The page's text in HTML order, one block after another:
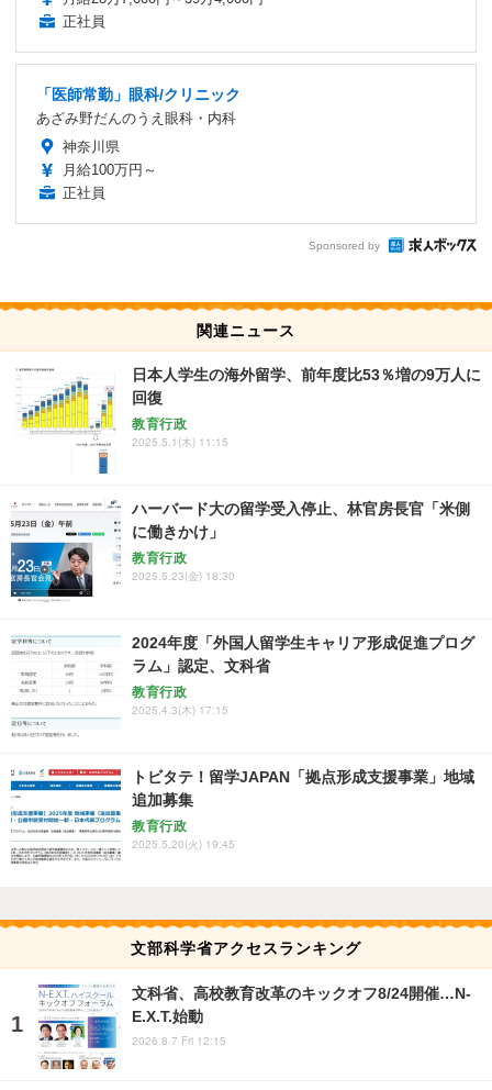
正社員
「医師常勤」眼科/クリニック
あざみ野だんのうえ眼科・内科
神奈川県
月給100万円～
正社員
Sponsored by
関連ニュース
日本人学生の海外留学、前年度比53％増の9万人に
回復
教育行政
2025.5.1(木) 11:15
ハーバード大の留学受入停止、林官房長官「米側
に働きかけ」
教育行政
2025.5.23(金) 18:30
2024年度「外国人留学生キャリア形成促進プログ
ラム」認定、文科省
教育行政
2025.4.3(木) 17:15
トビタテ！留学JAPAN「拠点形成支援事業」地域
追加募集
教育行政
2025.5.20(火) 19:45
文部科学省アクセスランキング
文科省、高校教育改革のキックオフ8/24開催…N-
E.X.T.始動
2026.8.7 Fri 12:15